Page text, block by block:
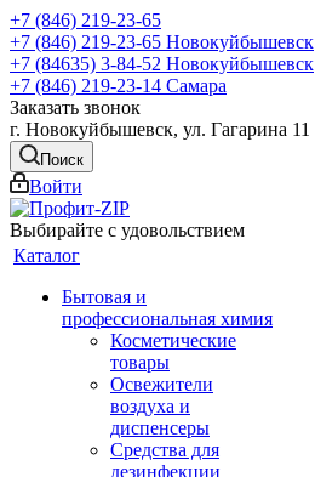
+7 (846) 219-23-65
+7 (846) 219-23-65 Новокуйбышевск
+7 (84635) 3-84-52 Новокуйбышевск
+7 (846) 219-23-14 Самара
Заказать звонок
г. Новокуйбышевск, ул. Гагарина 11
Поиск
Войти
Выбирайте с удовольствием
Каталог
Бытовая и
профессиональная химия
Косметические
товары
Освежители
воздуха и
диспенсеры
Средства для
дезинфекции